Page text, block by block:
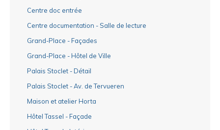
Centre doc entrée
Centre documentation - Salle de lecture
Grand-Place - Façades
Grand-Place - Hôtel de Ville
Palais Stoclet - Détail
Palais Stoclet - Av. de Tervueren
Maison et atelier Horta
Hôtel Tassel - Façade